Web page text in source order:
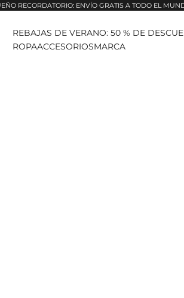
RECORDATORIO: ENVÍO GRATIS A TODO EL
REBAJAS DE VERANO: 50 % DE
ROPAACCESORIOSMARCA